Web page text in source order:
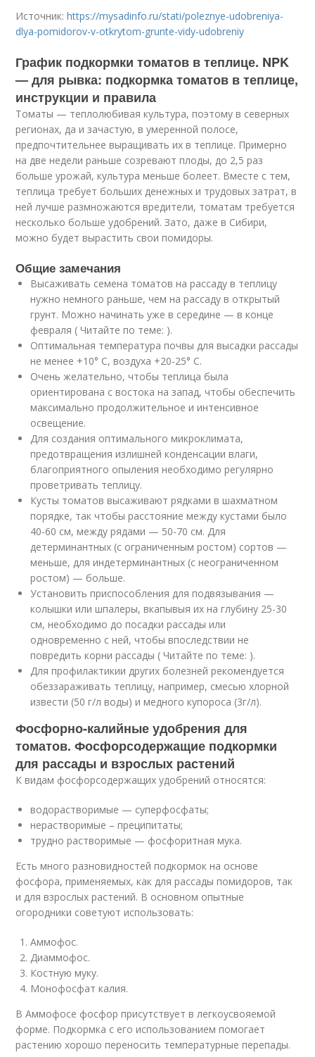
Источник:https://mysadinfo.ru/stati/poleznye-udobreniya-
dlya-pomidorov-v-otkrytom-grunte-vidy-udobreniy
График подкормки томатов в теплице. NPK
— для рывка: подкормка томатов в теплице,
инструкции и правила
Томаты — теплолюбивая культура, поэтому в северных
регионах, да и зачастую, в умеренной полосе,
предпочтительнее выращивать их в теплице. Примерно
на две недели раньше созревают плоды, до 2,5 раз
больше урожай, культура меньше болеет. Вместе с тем,
теплица требует больших денежных и трудовых затрат, в
ней лучше размножаются вредители, томатам требуется
несколько больше удобрений. Зато, даже в Сибири,
можно будет вырастить свои помидоры.
Общие замечания
Высаживать семена томатов на рассаду в теплицу
нужно немного раньше, чем на рассаду в открытый
грунт. Можно начинать уже в середине — в конце
февраля ( Читайте по теме: ).
Оптимальная температура почвы для высадки рассады
не менее +10° С, воздуха +20-25° С.
Очень желательно, чтобы теплица была
ориентирована с востока на запад, чтобы обеспечить
максимально продолжительное и интенсивное
освещение.
Для создания оптимального микроклимата,
предотвращения излишней конденсации влаги,
благоприятного опыления необходимо регулярно
проветривать теплицу.
Кусты томатов высаживают рядками в шахматном
порядке, так чтобы расстояние между кустами было
40-60 см, между рядами — 50-70 см. Для
детерминантных (с ограниченным ростом) сортов —
меньше, для индетерминантных (с неограниченном
ростом) — больше.
Установить приспособления для подвязывания —
колышки или шпалеры, вкапывыя их на глубину 25-30
см, необходимо до посадки рассады или
одновременно с ней, чтобы впоследствии не
повредить корни рассады ( Читайте по теме: ).
Для профилактикии других болезней рекомендуется
обеззараживать теплицу, например, смесью хлорной
извести (50 г/л воды) и медного купороса (3г/л).
Фосфорно-калийные удобрения для
томатов. Фосфорсодержащие подкормки
для рассады и взрослых растений
К видам фосфорсодержащих удобрений относятся:
водорастворимые — суперфосфаты;
нерастворимые – преципитаты;
трудно растворимые — фосфоритная мука.
Есть много разновидностей подкормок на основе
фосфора, применяемых, как для рассады помидоров, так
и для взрослых растений. В основном опытные
огородники советуют использовать:
Аммофос.
Диаммофос.
Костную муку.
Монофосфат калия.
В Аммофосе фосфор присутствует в легкоусвояемой
форме. Подкормка с его использованием помогает
растению хорошо переносить температурные перепады.